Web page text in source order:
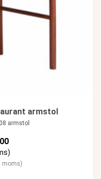
armstol
armstol
moms)